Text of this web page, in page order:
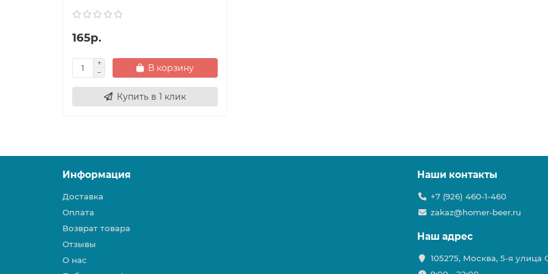
165р.
В корзину
Купить в 1 клик
Информация
Доставка
Оплата
Возврат товара
Отзывы
О нас
Наши контакты
+7 (926) 460-1-460
zakaz@homer-beer.ru
Наш адрес
105275, Москва, 5-я улица